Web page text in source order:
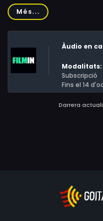
la mort de la cineasta
d'octubre de 2015, deu
reocupen, a la seva
belga.
Més...
Àudio en
Modalitats:
Subscripció
Fins el 14
Darrera